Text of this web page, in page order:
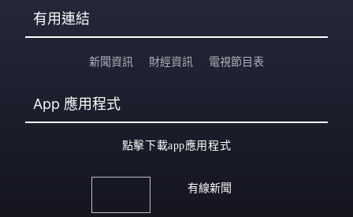
有用連結
新聞資訊 財經資訊 電視節目表
App 應用程式
點擊下載app應用程式
有線新聞